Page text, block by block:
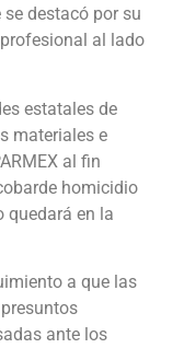
destacó por su
al lado
estatales de
materiales e
al fin
homicidio
quedará en la
a que las
ante los